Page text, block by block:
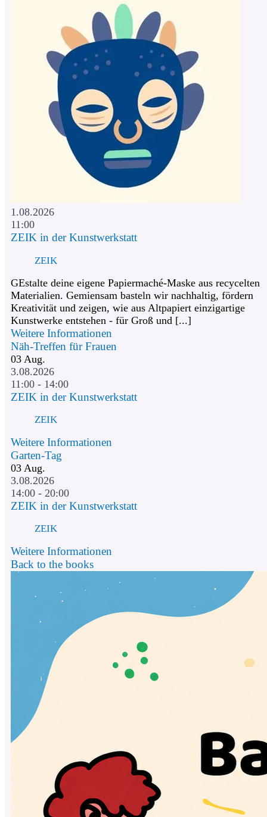
1.08.2026
11:00
ZEIK in der Kunstwerkstatt
ZEIK
GEstalte deine eigene Papiermaché-Maske aus recycelten
Materialien. Gemiensam basteln wir nachhaltig, fördern
Kreativität und zeigen, wie aus Altpapiert einzigartige
Kunstwerke entstehen - für Groß und [...]
Weitere Informationen
Näh-Treffen für Frauen
03 Aug.
3.08.2026
11:00 - 14:00
ZEIK in der Kunstwerkstatt
ZEIK
Weitere Informationen
Garten-Tag
03 Aug.
3.08.2026
14:00 - 20:00
ZEIK in der Kunstwerkstatt
ZEIK
Weitere Informationen
Back to the books